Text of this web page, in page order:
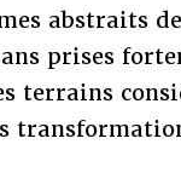
abstraits
prises
terrains